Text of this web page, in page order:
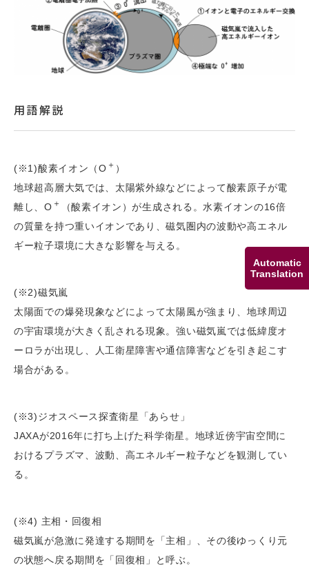
Automatic
Translation
用語解説
(※1)酸素イオン（O ＋ ）
地球超高層大気では、太陽紫外線などによって酸素原子が電
離し、O ＋
（酸素イオン）が生成される。水素イオンの16倍
の質量を持つ重いイオンであり、磁気圏内の波動や高エネル
ギー粒子環境に大きな影響を与える。
(※2)磁気嵐
太陽面での爆発現象などによって太陽風が強まり、地球周辺
の宇宙環境が大きく乱される現象。強い磁気嵐では低緯度オ
ーロラが出現し、人工衛星障害や通信障害などを引き起こす
場合がある。
(※3)ジオスペース探査衛星「あらせ」
JAXAが2016年に打ち上げた科学衛星。地球近傍宇宙空間に
おけるプラズマ、波動、高エネルギー粒子などを観測してい
る。
(※4) 主相・回復相
磁気嵐が急激に発達する期間を「主相」、その後ゆっくり元
の状態へ戻る期間を「回復相」と呼ぶ。